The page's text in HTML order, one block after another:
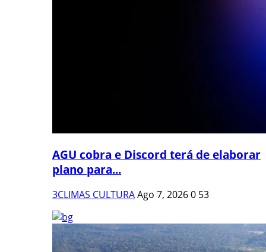
AGU cobra e Discord terá de elaborar
plano para...
3CLIMAS CULTURAAgo 7, 20260 53